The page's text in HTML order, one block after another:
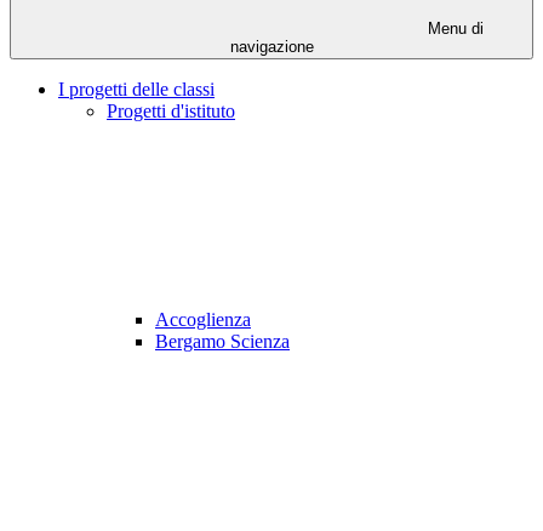
Menu di
navigazione
I progetti delle classi
Progetti d'istituto
Accoglienza
Bergamo Scienza